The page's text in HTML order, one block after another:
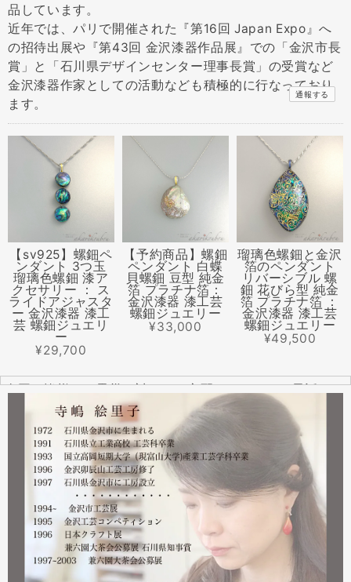
品しています。
近年では、パリで開催された『第16回 Japan Expo』へ
の招待出展や『第43回 金沢漆器作品展』での「金沢市長
賞」と「石川県デザインセンター理事長賞」の受賞など
金沢漆器作家としての活動なども積極的に行なっており
ます。
通報する
【sv925】螺鈿ペ
ンダント 3つ玉
瑠璃色螺鈿 漆ア
クセサリー ： ス
ライドアジャスタ
ー 金沢漆器 漆工
芸 螺鈿ジュエリ
ー
¥29,700
【予約商品】螺鈿
ペンダント 白蝶
貝螺鈿 豆型 純金
箔 プラチナ箔：
金沢漆器 漆工芸
螺鈿ジュエリー
¥33,000
瑠璃色螺鈿と金沢
箔のペンダント
リバーシブル 螺
鈿 花びら型 純金
箔 プラチナ箔 ：
金沢漆器 漆工芸
螺鈿ジュエリー
¥49,500
全国の皆様より震災に対するご心配のメールやお電話をた
くさんいただきました。ありがとうございます。
幸い紅里工房にはそれほどの被害もなく、ただいま通常の
営業をしております。配送につきましても金沢から発送す
る分につきましては問題ありませんのでご安心ください。
皆様には多大なご心配をおかけしており心苦しいばかりで
はありますが、今後とも紅里工房をどうぞよろしくお願い
いたします。
漆工芸・紅里工房 寺嶋絵里子